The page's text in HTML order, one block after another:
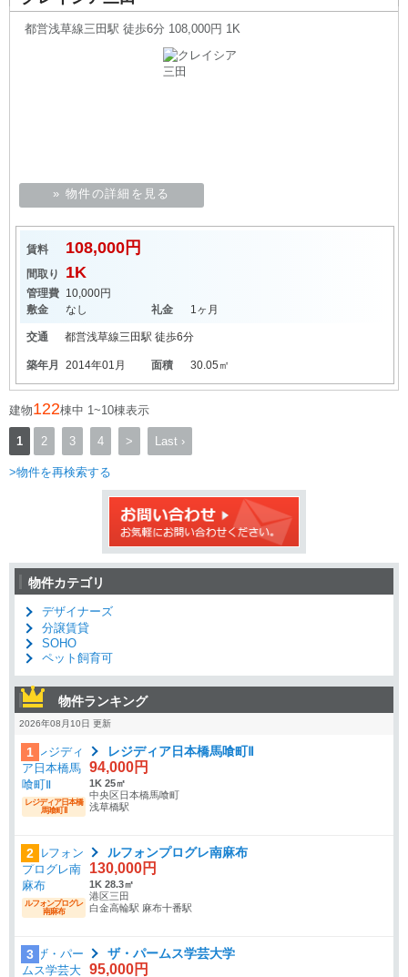
都営浅草線三田駅 徒歩6分 108,000円 1K
» 物件の詳細を見る
賃料 108,000円
間取り 1K
管理費 10,000円
敷金
なし 礼金 1ヶ月
交通 都営浅草線三田駅 徒歩6分
築年月 2014年01月 面積 30.05㎡
建物122棟中 1~10棟表示
1 2 3 4 > Last ›
>物件を再検索する
物件カテゴリ
デザイナーズ
分譲賃貸
SOHO
ペット飼育可
物件ランキング
2026年08月10日 更新
1
レジディア日本橋
馬喰町Ⅱ
レジディア日本橋馬喰町Ⅱ
94,000円
1K 25㎡
中央区日本橋馬喰町
浅草橋駅
2
ルフォンプログレ
南麻布
ルフォンプログレ南麻布
130,000円
1K 28.3㎡
港区三田
白金高輪駅 麻布十番駅
3 ザ・パームス学芸大学
95,000円